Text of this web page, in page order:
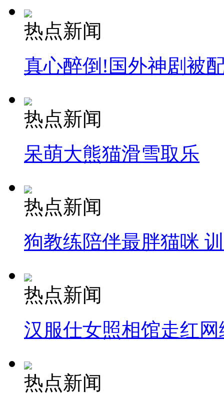
热点新闻
真心醉倒!国外神剧被
热点新闻
呆萌大熊猫滑雪取乐
热点新闻
狗教练陪伴最胖猫咪
热点新闻
汉服仕女照相馆走红网
热点新闻